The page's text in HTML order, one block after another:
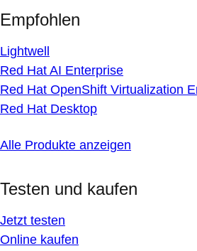
Empfohlen
Lightwell
Red Hat AI Enterprise
Red Hat OpenShift Virtualization
Red Hat Desktop
Alle Produkte anzeigen
Testen und kaufen
Jetzt testen
Online kaufen